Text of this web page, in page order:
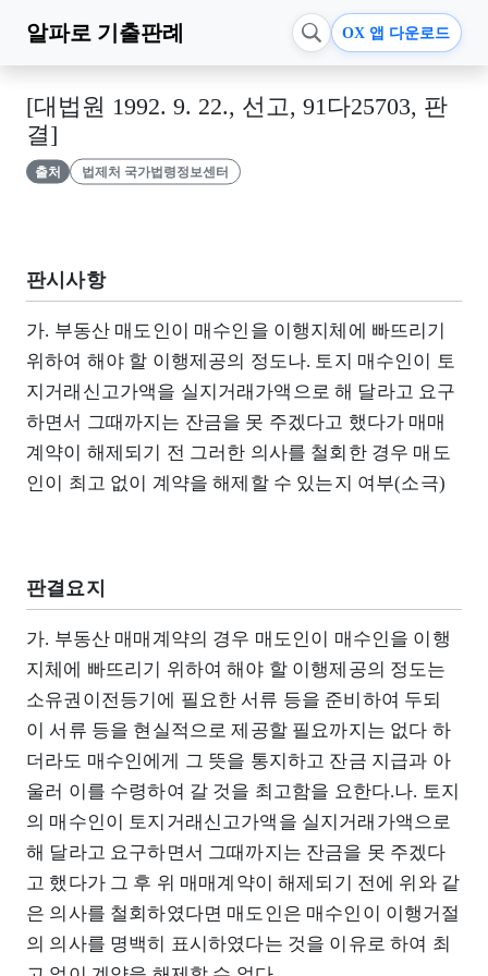
알파로 기출판례 OX 앱 다운로드
[대법원 1992. 9. 22., 선고, 91다25703, 판
결]
출처 법제처 국가법령정보센터
판시사항
가. 부동산 매도인이 매수인을 이행지체에 빠뜨리기
위하여 해야 할 이행제공의 정도나. 토지 매수인이 토
지거래신고가액을 실지거래가액으로 해 달라고 요구
하면서 그때까지는 잔금을 못 주겠다고 했다가 매매
계약이 해제되기 전 그러한 의사를 철회한 경우 매도
인이 최고 없이 계약을 해제할 수 있는지 여부(소극)
판결요지
가. 부동산 매매계약의 경우 매도인이 매수인을 이행
지체에 빠뜨리기 위하여 해야 할 이행제공의 정도는
소유권이전등기에 필요한 서류 등을 준비하여 두되
이 서류 등을 현실적으로 제공할 필요까지는 없다 하
더라도 매수인에게 그 뜻을 통지하고 잔금 지급과 아
울러 이를 수령하여 갈 것을 최고함을 요한다.나. 토지
의 매수인이 토지거래신고가액을 실지거래가액으로
해 달라고 요구하면서 그때까지는 잔금을 못 주겠다
고 했다가 그 후 위 매매계약이 해제되기 전에 위와 같
은 의사를 철회하였다면 매도인은 매수인이 이행거절
의 의사를 명백히 표시하였다는 것을 이유로 하여 최